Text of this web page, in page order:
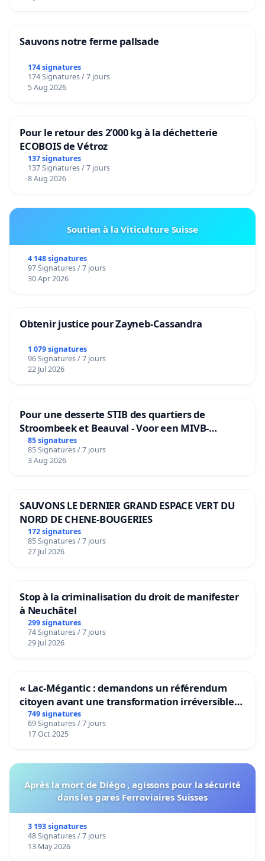
Sauvons notre ferme pallsade
174 signatures
174 Signatures / 7 jours
5 Aug 2026
Pour le retour des 2’000 kg à la déchetterie
ECOBOIS de Vétroz
137 signatures
137 Signatures / 7 jours
8 Aug 2026
Soutien à la Viticulture Suisse
4 148 signatures
97 Signatures / 7 jours
30 Apr 2026
Obtenir justice pour Zayneb-Cassandra
1 079 signatures
96 Signatures / 7 jours
22 Jul 2026
Pour une desserte STIB des quartiers de
Stroombeek et Beauval - Voor een MIVB-
bediening van de wijken Strombeek en Het
Voor
85 signatures
85 Signatures / 7 jours
3 Aug 2026
SAUVONS LE DERNIER GRAND ESPACE VERT DU
NORD DE CHENE-BOUGERIES
172 signatures
85 Signatures / 7 jours
27 Jul 2026
Stop à la criminalisation du droit de manifester
à Neuchâtel
299 signatures
74 Signatures / 7 jours
29 Jul 2026
« Lac-Mégantic : demandons un référendum
citoyen avant une transformation irréversible
de notre territoire »
749 signatures
69 Signatures / 7 jours
17 Oct 2025
Après la mort de Diégo , agissons pour la sécurité
dans les gares Ferroviaires Suisses
3 193 signatures
48 Signatures / 7 jours
13 May 2026